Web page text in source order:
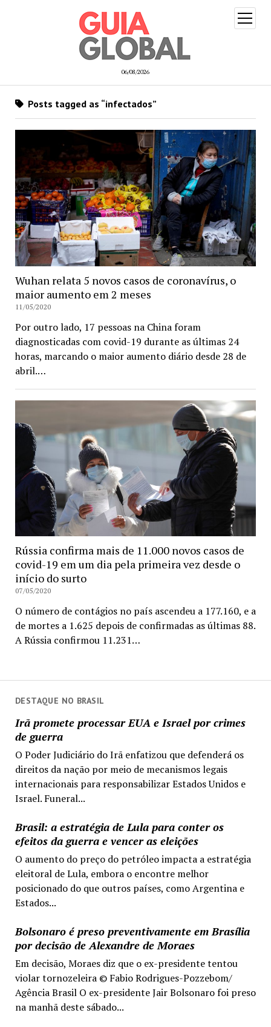
06/08/2026
open
menu
DESTAQUE NO BRASIL
Irã promete processar EUA e Israel por crimes
de guerra
O Poder Judiciário do Irã enfatizou que defenderá os
direitos da nação por meio de mecanismos legais
internacionais para responsabilizar Estados Unidos e
Israel. Funeral...
Brasil: a estratégia de Lula para conter os
efeitos da guerra e vencer as eleições
O aumento do preço do petróleo impacta a estratégia
eleitoral de Lula, embora o encontre melhor
posicionado do que outros países, como Argentina e
Estados...
Bolsonaro é preso preventivamente em Brasília
por decisão de Alexandre de Moraes
Em decisão, Moraes diz que o ex-presidente tentou
violar tornozeleira © Fabio Rodrigues-Pozzebom/
Agência Brasil O ex-presidente Jair Bolsonaro foi preso
na manhã deste sábado...
Posts tagged as “infectados”
Wuhan relata 5 novos casos de coronavírus, o
maior aumento em 2 meses
11/05/2020
Por outro lado, 17 pessoas na China foram
diagnosticadas com covid-19 durante as últimas 24
horas, marcando o maior aumento diário desde 28 de
abril.…
Rússia confirma mais de 11.000 novos casos de
covid-19 em um dia pela primeira vez desde o
início do surto
07/05/2020
O número de contágios no país ascendeu a 177.160, e a
de mortes a 1.625 depois de confirmadas as últimas 88.
A Rússia confirmou 11.231…